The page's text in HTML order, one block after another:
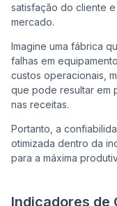
satisfação do cliente
mercado.
Imagine uma fábrica
falhas em
custos operacionais,
que pode resultar em
nas receitas.
Portanto, a
otimizada dentro da
para a máxima
Indicadores de